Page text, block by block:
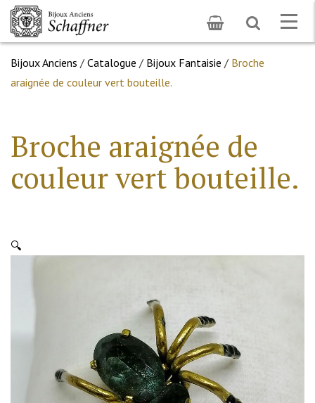
Toggle
search
Bijoux Anciens / Catalogue / Bijoux Fantaisie / Broche
araignée de couleur vert bouteille.
Broche araignée de
couleur vert bouteille.
🔍